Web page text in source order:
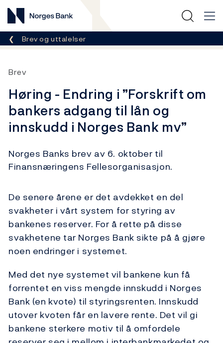
Norges Bank
Her er du nå:
Brev og uttalelser
Brev
Høring - Endring i ”Forskrift om
bankers adgang til lån og
innskudd i Norges Bank mv”
Norges Banks brev av 6. oktober til
Finansnæringens Fellesorganisasjon.
De senere årene er det avdekket en del
svakheter i vårt system for styring av
bankenes reserver. For å rette på disse
svakhetene tar Norges Bank sikte på å gjøre
noen endringer i systemet.
Med det nye systemet vil bankene kun få
forrentet en viss mengde innskudd i Norges
Bank (en kvote) til styringsrenten. Innskudd
utover kvoten får en lavere rente. Det vil gi
bankene sterkere motiv til å omfordele